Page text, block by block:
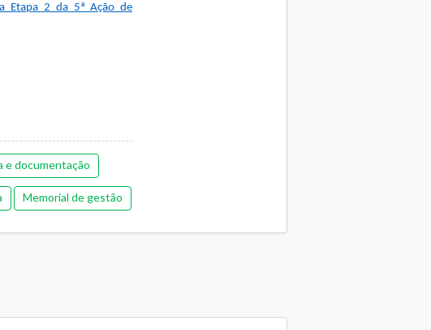
Etapa 2 da 5ª Ação de
e documentação
Memorial de gestão
de Educação